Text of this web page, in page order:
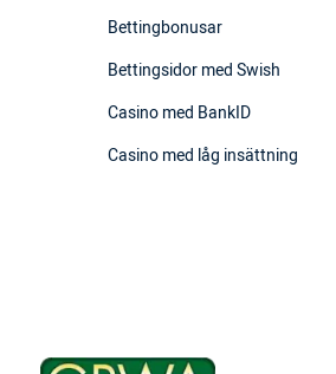
Bettingbonusar
Bettingsidor med Swish
Casino med BankID
Casino med låg insättning